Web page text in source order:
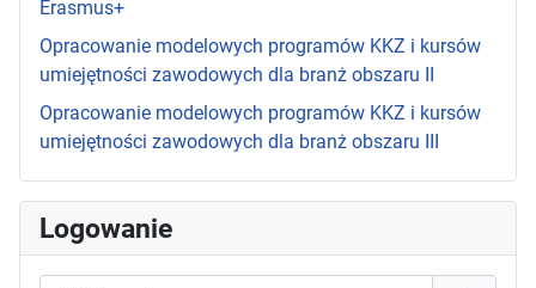
Erasmus+
Opracowanie modelowych programów KKZ i kursów
umiejętności zawodowych dla branż obszaru II
Opracowanie modelowych programów KKZ i kursów
umiejętności zawodowych dla branż obszaru III
Logowanie